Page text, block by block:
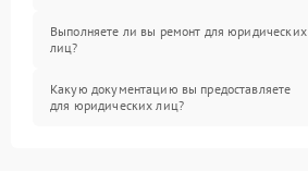
Выполняете ли вы ремонт для юридических
лиц?
Какую документацию вы предоставляете
для юридических лиц?